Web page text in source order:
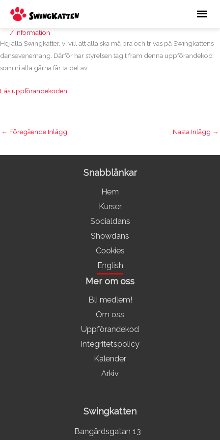
Hoppa
innehåll
/ Information
Hej alla Swingkatter, vi vill att alla ska må bra och trivas på Swingkattens
dansevenemang. Därför har styrelsen tagit fram denna uppförandekod
som ni alla gärna får ta del av.
Läs uppförandekoden
← Föregående Inlägg Nästa Inlägg →
Snabblänkar
Hem
Kurser
Socialdans
Showdans
Cookies
English
Mer om oss
Bli medlem!
Om oss
Uppförandekod
Integritetspolicy
Kalender
Arkiv
Swingkatten
Bangårdsgatan 13